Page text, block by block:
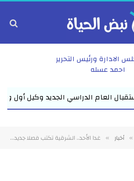
الادارة ورئيس التحرير
احمد عسله
التعليم بالشرقية يلتقي مديري مدارس
» أخبار » غدا الأحد.. الشرقية تكتب فصلا جديدا في مستقبل التعليم التكنولوجي الزراعي مدرسة ساكسوني الزراعية التطبيقية بالزقازيق تدشن نموذجا مصريا ألمانيا لإعداد كوادر الزراعة الذكية والغذاء مديرية التعليم تقود واحدة من أهم تجارب تطوير التعليم الفني